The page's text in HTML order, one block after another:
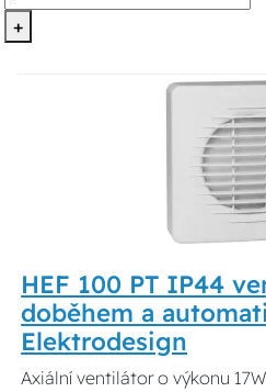
+
HEF 100 PT IP44
doběhem a
Elektrodesign
Axiální ventilátor o výkonu